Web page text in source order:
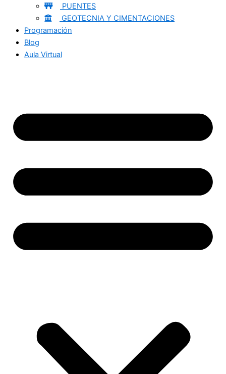
PUENTES
GEOTECNIA Y CIMENTACIONES
Programación
Blog
Aula Virtual